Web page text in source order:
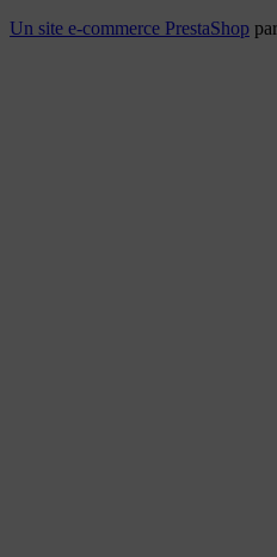
Un site e-commerce PrestaShop par